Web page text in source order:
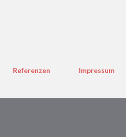
Referenzen Impressum